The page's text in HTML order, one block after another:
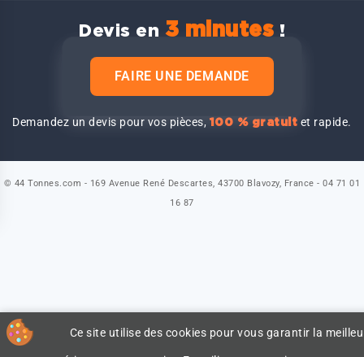
Devis en 3 minutes !
FAIRE UNE DEMANDE
Demandez un devis pour vos pièces,100 % gratuit et rapide.
Ce site utilise des cookies pour vous garantir la
© 44 Tonnes.com - 169 Avenue René Descartes, 43700 Blavozy, France - 04 71 01
16 87